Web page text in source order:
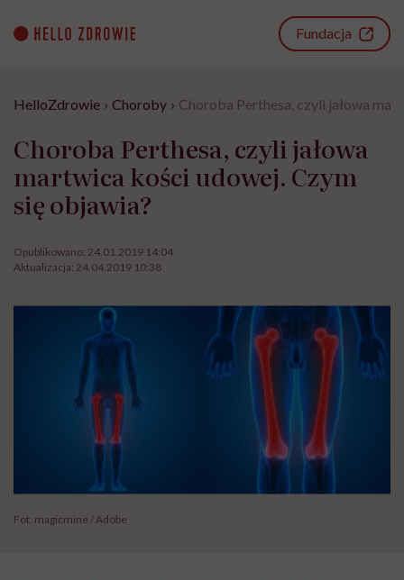
content
Fundacja
HelloZdrowie › Choroby › Choroba Perthesa, czyli jałowa
Choroba Perthesa, czyli jałowa
martwica kości udowej. Czym
się objawia?
Opublikowano: 24.01.2019 14:04
Aktualizacja: 24.04.2019 10:38
Fot. magicmine / Adobe